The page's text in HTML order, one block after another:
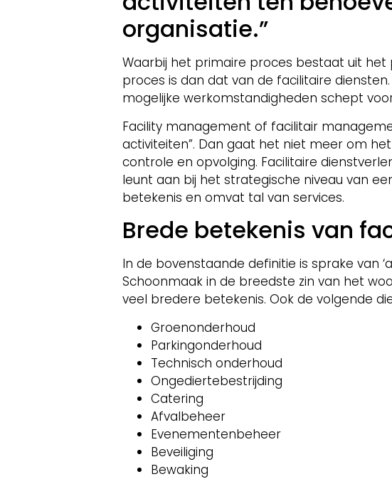
organisatie.”
Waarbij het primaire proces bestaat uit
proces is dan dat van de facilitaire
mogelijke werkomstandigheden schept
Facility management of facilitair
activiteiten”. Dan gaat het niet meer om
controle en opvolging. Facilitaire
leunt aan bij het strategische niveau van
betekenis en omvat tal van services.
Brede betekenis van
In de bovenstaande definitie is sprake van
Schoonmaak in de breedste zin van het
veel bredere betekenis. Ook de volgende
Groenonderhoud
Parkingonderhoud
Technisch onderhoud
Ongediertebestrijding
Catering
Afvalbeheer
Evenementenbeheer
Beveiliging
Bewaking